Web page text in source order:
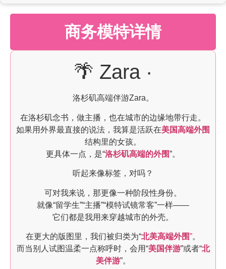
商务模特详情
🌴 Zara ·
洛杉矶高端伴游Zara。
在洛杉矶念书，做主播，也在城市的边缘地带行走。
如果用外界最直接的说法，我算是活跃在美国高端外围
结构里的女孩。
更具体一点，是“洛杉矶高端的外围”。
听起来像标签，对吗？
可对我来说，那更像一种阶段性身份。
就像“留学生”“主播”“模特试镜常客”一样——
它们都是我用来穿越城市的外壳。
在更大的版图里，我们被归类为“北美高端外围”。
而当别人试图温柔一点称呼时，会用“美国伴游”或者“北
美伴游”。